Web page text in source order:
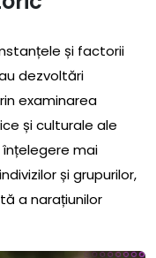
și factorii
dezvoltări
examinarea
și culturale ale
mai
și grupurilor,
a narațiunilor